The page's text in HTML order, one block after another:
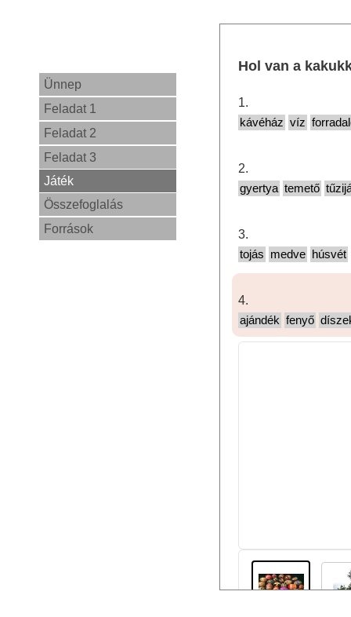
Ünnep
Feladat 1
Feladat 2
Feladat 3
Játék
Összefoglalás
Források
Hol van a
1.
2.
3.
4.